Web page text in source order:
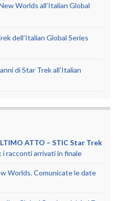
Worlds all’Italian Global
dell’Italian Global Series
di Star Trek all’Italian
ATTO – STIC Star Trek
i racconti arrivati in finale
Worlds. Comunicate le date